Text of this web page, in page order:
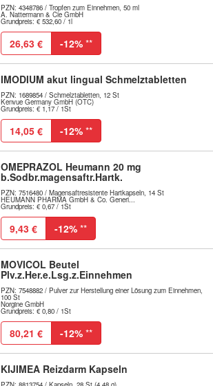
PZN: 4348786 / Tropfen zum Einnehmen, 50 ml
A. Nattermann & Cie GmbH
Grundpreis: € 532,60 / 1l
26,63 € -12% **
IMODIUM akut lingual Schmelztabletten
PZN: 1689854 / Schmelztabletten, 12 St
Kenvue Germany GmbH (OTC)
Grundpreis: € 1,17 / 1St
14,05 € -12% **
OMEPRAZOL Heumann 20 mg
b.Sodbr.magensaftr.Hartk.
PZN: 7516480 / Magensaftresistente Hartkapseln, 14 St
HEUMANN PHARMA GmbH & Co. Generi...
Grundpreis: € 0,67 / 1St
9,43 € -12% **
MOVICOL Beutel
Plv.z.Her.e.Lsg.z.Einnehmen
PZN: 7548882 / Pulver zur Herstellung einer Lösung zum Einnehmen,
100 St
Norgine GmbH
Grundpreis: € 0,80 / 1St
80,21 € -12% **
KIJIMEA Reizdarm Kapseln